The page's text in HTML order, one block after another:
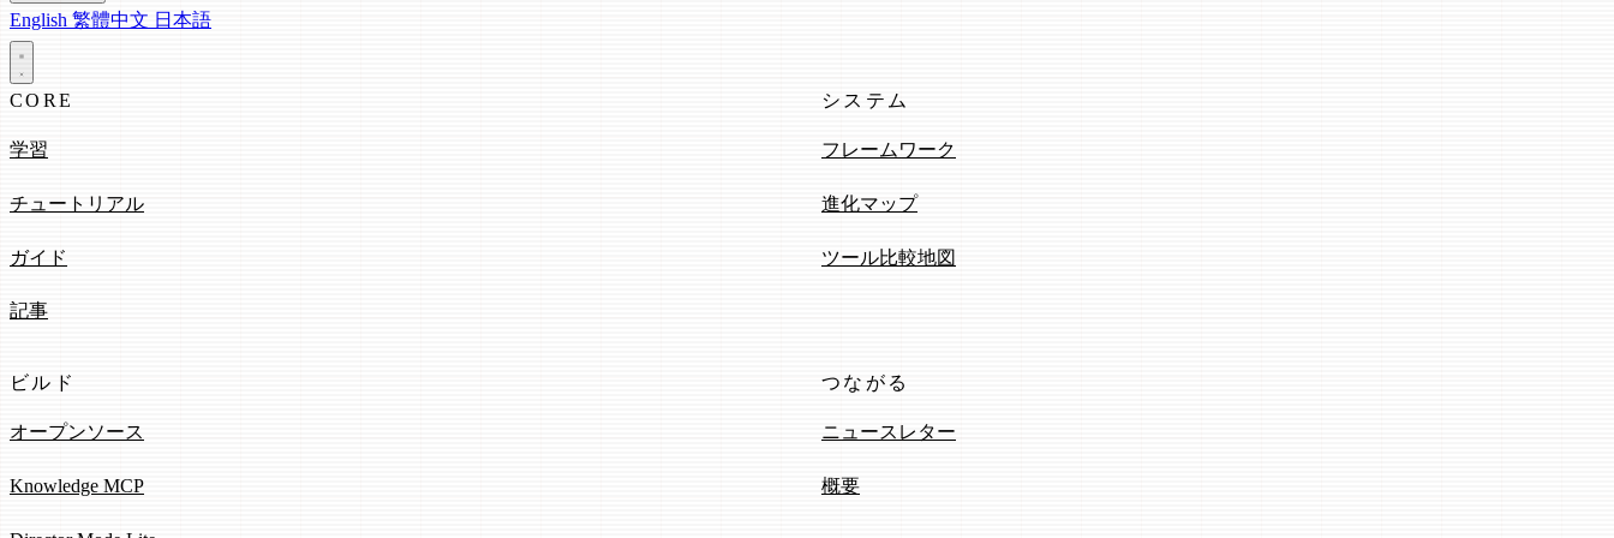
English 繁體中文 日本語
CORE
学習
チュートリアル
ガイド
記事
システム
フレームワーク
進化マップ
ツール比較地図
ビルド
オープンソース
Knowledge MCP
つながる
ニュースレター
概要